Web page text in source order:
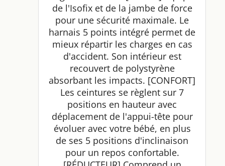
de l'Isofix et de la jambe de force
pour une sécurité maximale. Le
harnais 5 points intégré permet de
mieux répartir les charges en cas
d'accident. Son intérieur est
recouvert de polystyrène
absorbant les impacts. [CONFORT]
Les ceintures se règlent sur 7
positions en hauteur avec
déplacement de l'appui-tête pour
évoluer avec votre bébé, en plus
de ses 5 positions d'inclinaison
pour un repos confortable.